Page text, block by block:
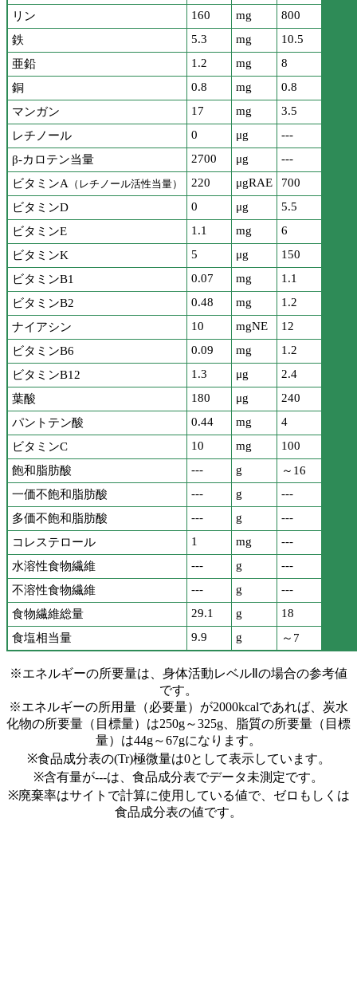
リン
160 mg
800
鉄
5.3 mg
10.5
亜鉛
1.2 mg
8
銅
0.8 mg
0.8
マンガン
17 mg
3.5
レチノール
0 μg
---
β-カロテン当量
2700 μg
---
ビタミンA （レチノール活性当量） 220 μgRAE
700
ビタミンD
0 μg
5.5
ビタミンE
1.1 mg
6
ビタミンK
5 μg
150
ビタミンB1
0.07 mg
1.1
ビタミンB2
0.48 mg
1.2
ナイアシン
10 mgNE
12
ビタミンB6
0.09 mg
1.2
ビタミンB12
1.3 μg
2.4
葉酸
180 μg
240
パントテン酸
0.44 mg
4
ビタミンC
10 mg
100
飽和脂肪酸
--- g
～16
一価不飽和脂肪酸
--- g
---
多価不飽和脂肪酸
--- g
---
コレステロール
1 mg
---
水溶性食物繊維
--- g
---
不溶性食物繊維
--- g
---
食物繊維総量
29.1 g
18
食塩相当量
9.9 g ～7
※エネルギーの所要量は、身体活動レベルⅡの場合の参考値
です。
※エネルギーの所用量（必要量）が2000kcalであれば、炭水
化物の所要量（目標量）は250g～325g、脂質の所要量（目標
量）は44g～67gになります。
※食品成分表の(Tr)極微量は0として表示しています。
※含有量が---は、食品成分表でデータ未測定です。
※廃棄率はサイトで計算に使用している値で、ゼロもしくは
食品成分表の値です。